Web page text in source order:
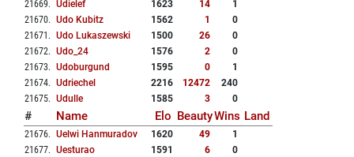
21669. Udielef 1623 14
1
21670. Udo Kubitz 1562 1
0
21671 . Udo Lukaszewski 1500 26
0
21672. Udo_24 1576 2
0
21673. Udoburgund 1595 0
1
21674. Udriechel 2216 12472
240
21675. Udulle 1585 3 0
# Name Elo BeautyWins Land
21676. Uelwi Hanmuradov 1620 49
1
21677. Uesturao 1591 6
0